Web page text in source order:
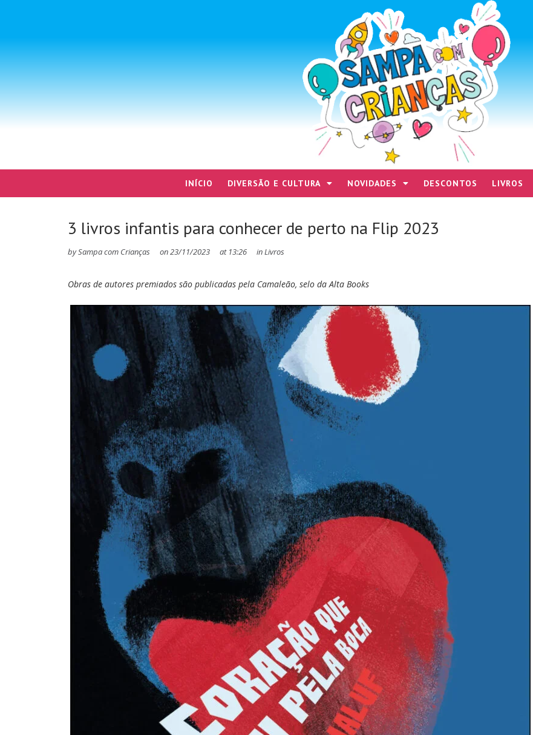
INÍCIO DIVERSÃO E CULTURA NOVIDADES DESCONTOS LIVROS
3 livros infantis para conhecer de perto na Flip 2023
bySampa com Crianças on23/11/2023 at 13:26 inLivros
Obras de autores premiados são publicadas pela Camaleão, selo da Alta Books